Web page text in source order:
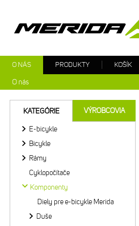
KATEGÓRIE VÝROBCOVIA
E-bicykle
Bicykle
Rámy
Cyklopočítače
Komponenty
Diely pre e-bicykle Merida
Duše
O NÁS
O nás
PRODUKTY KOŠÍK